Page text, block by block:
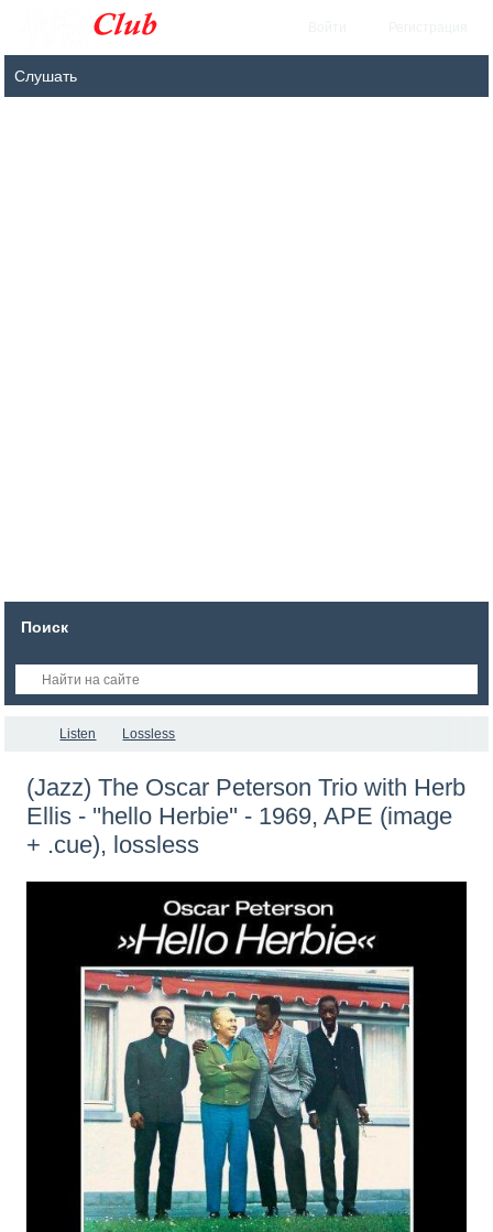
Поиск
Listen Lossless
(Jazz) The Oscar Peterson Trio with Herb
Ellis - ''hello Herbie'' - 1969, APE (image
+ .cue), lossless